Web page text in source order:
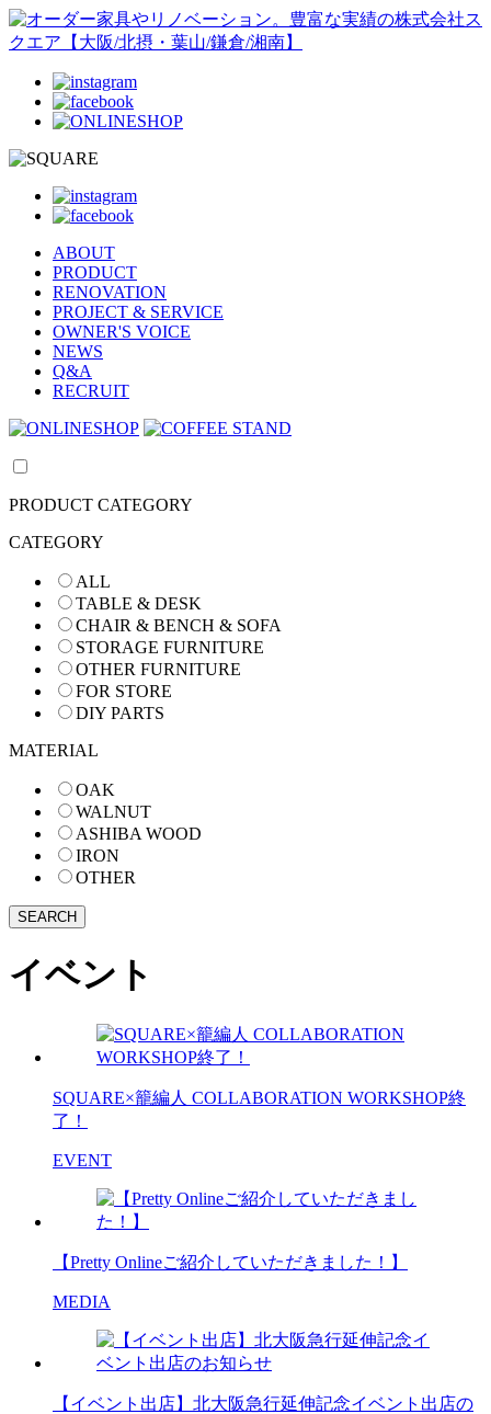
ABOUT
PRODUCT
RENOVATION
PROJECT & SERVICE
OWNER'S VOICE
NEWS
Q&A
RECRUIT
PRODUCT CATEGORY
CATEGORY
ALL
TABLE & DESK
CHAIR & BENCH & SOFA
STORAGE FURNITURE
OTHER FURNITURE
FOR STORE
DIY PARTS
MATERIAL
OAK
WALNUT
ASHIBA WOOD
IRON
OTHER
イベント
SQUARE×籠編人 COLLABORATION WORKSHOP終
了！
EVENT
【Pretty Onlineご紹介していただきました！】
MEDIA
【イベント出店】北大阪急行延伸記念イベント出店の